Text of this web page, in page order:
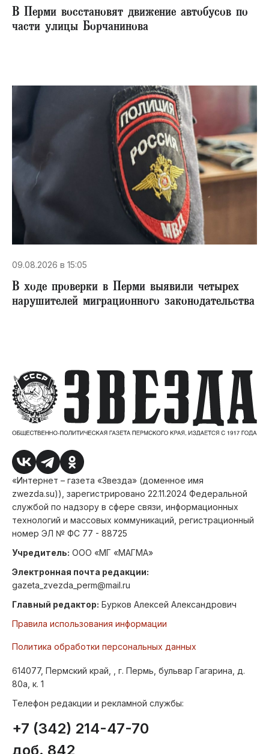
В Перми восстановят движение автобусов по
части улицы Борчанинова
09.08.2026 в 15:05
В ходе проверки в Перми выявили четырех
нарушителей миграционного законодательства
«Интернет – газета «Звезда» (доменное имя
zwezda.su)), зарегистрировано 22.11.2024 Федеральной
службой по надзору в сфере связи, информационных
технологий и массовых коммуникаций, регистрационный
номер ЭЛ № ФС 77 - 88725
Учредитель: ООО «МГ «МАГМА»
Электронная почта редакции:
gazeta_zvezda_perm@mail.ru
Главный редактор: Бурков Алексей Александрович
Правила использования информации
Политика обработки персональных данных
614077, Пермский край, , г. Пермь, бульвар Гагарина, д.
80а, к. 1
Телефон редакции и рекламной службы:
+7 (342) 214-47-70
доб. 842